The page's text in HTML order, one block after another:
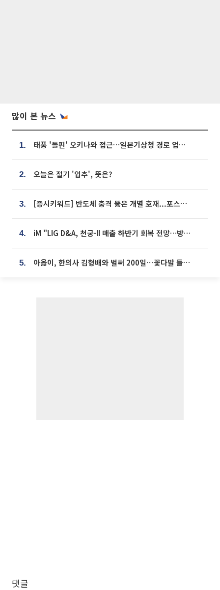
많이 본 뉴스
1. 태풍 '돌핀' 오키나와 접근…일본기상청 경로 업데이트
2. 오늘은 절기 '입추', 뜻은?
3. [증시키워드] 반도체 충격 뚫은 개별 호재...포스코퓨처엠·에코프로·한화솔루션 '눈길'
4. iM "LIG D&A, 천궁-II 매출 하반기 회복 전망…방산 톱픽 유지"
5. 아옳이, 한의사 김형배와 벌써 200일⋯꽃다발 들고 "프러포즈 아냐"
댓글